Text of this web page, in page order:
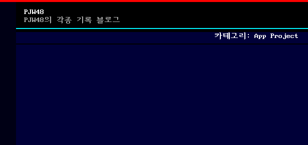
PJW48
PJW48의 각종 기록 블로그
카테고리: App Project